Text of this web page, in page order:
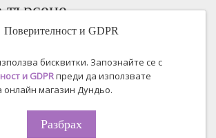
Поверителност и GDPR
бисквитки. Запознайте се с
и GDPRпреди да използвате
онлайн магазин Дундьо.
Разбрах